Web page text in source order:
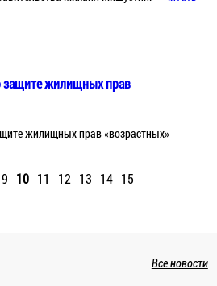
защите жилищных прав
жилищных прав «возрастных»
9 10 11 12 13 14 15
Все новости